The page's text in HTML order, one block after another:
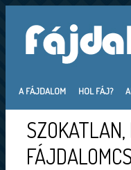
A FÁJDALOM HOL FÁJ?